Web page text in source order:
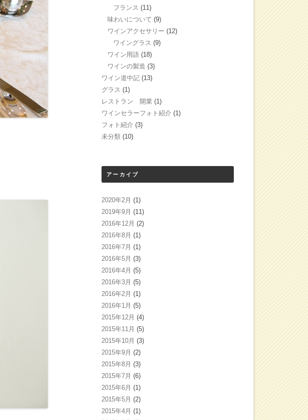
フランス (11)
味わいについて (9)
ワインアクセサリー (12)
ワイングラス (9)
ワイン用語 (18)
ワインの製造 (3)
ワイン道中記 (13)
グラス (1)
レストラン 開業 (1)
ワインセラーフォト紹介 (1)
フォト紹介 (3)
未分類 (10)
アーカイブ
2020年2月 (1)
2019年9月 (11)
2016年12月 (2)
2016年8月 (1)
2016年7月 (1)
2016年5月 (3)
2016年4月 (5)
2016年3月 (5)
2016年2月 (1)
2016年1月 (5)
2015年12月 (4)
2015年11月 (5)
2015年10月 (3)
2015年9月 (2)
2015年8月 (3)
2015年7月 (6)
2015年6月 (1)
2015年5月 (2)
2015年4月 (1)